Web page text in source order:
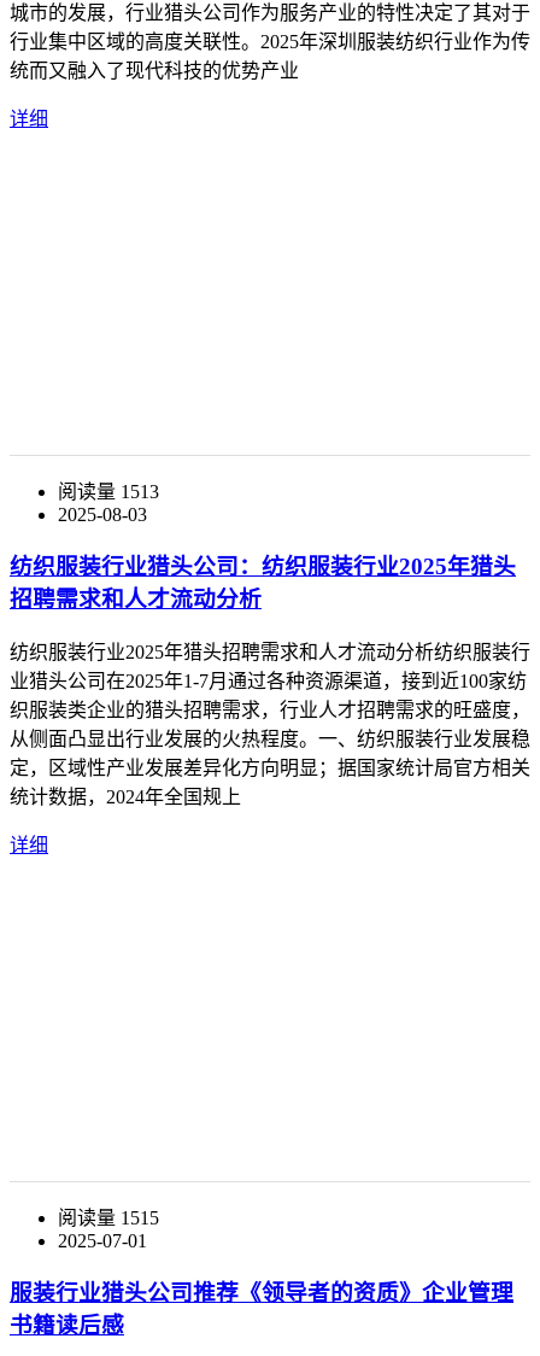
城市的发展，行业猎头公司作为服务产业的特性决定了其对于
行业集中区域的高度关联性。2025年深圳服装纺织行业作为传
统而又融入了现代科技的优势产业
详细
阅读量 1513
2025-08-03
纺织服装行业猎头公司：纺织服装行业2025年猎头
招聘需求和人才流动分析
纺织服装行业2025年猎头招聘需求和人才流动分析纺织服装行
业猎头公司在2025年1-7月通过各种资源渠道，接到近100家纺
织服装类企业的猎头招聘需求，行业人才招聘需求的旺盛度，
从侧面凸显出行业发展的火热程度。一、纺织服装行业发展稳
定，区域性产业发展差异化方向明显；据国家统计局官方相关
统计数据，2024年全国规上
详细
阅读量 1515
2025-07-01
服装行业猎头公司推荐《领导者的资质》企业管理
书籍读后感